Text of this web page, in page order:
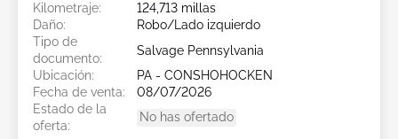
Kilometraje:
124,713 millas
Daño:
Robo/Lado izquierdo
Tipo de
documento:
Salvage Pennsylvania
Ubicación:
PA - CONSHOHOCKEN
Fecha de venta:
08/07/2026
Estado de la
oferta:
No has ofertado